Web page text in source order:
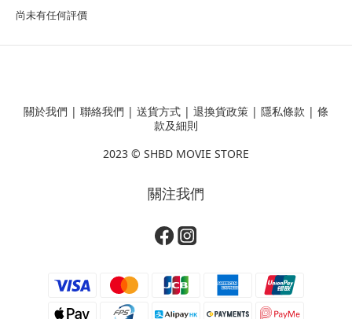
尚未有任何評價
關於我們 | 聯絡我們 | 送貨方式 | 退換貨政策 | 隱私條款 | 條
款及細則
2023 © SHBD MOVIE STORE
關注我們